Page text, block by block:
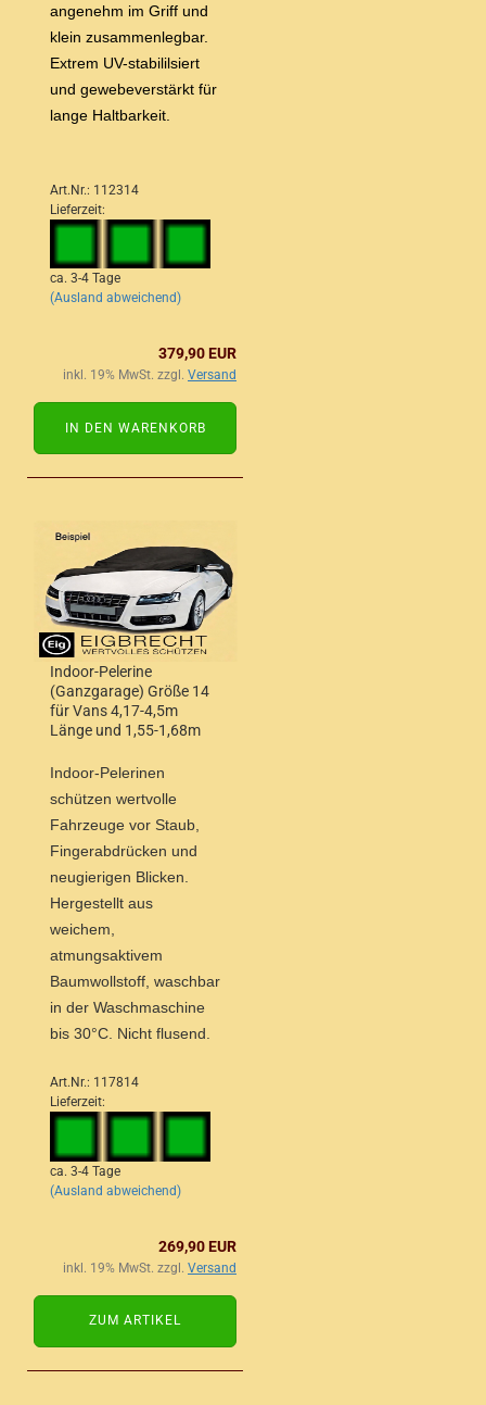
angenehm im Griff und
klein zusammenlegbar.
Extrem UV-stabililsiert
und gewebeverstärkt für
lange Haltbarkeit.
Art.Nr.: 112314
Lieferzeit:
ca. 3-4 Tage
(Ausland abweichend)
379,90 EUR
inkl. 19% MwSt. zzgl. Versand
IN DEN WARENKORB
Indoor-Pelerine
(Ganzgarage) Größe 14
für Vans 4,17-4,5m
Länge und 1,55-1,68m
Indoor-Pelerinen
schützen wertvolle
Fahrzeuge vor Staub,
Fingerabdrücken und
neugierigen Blicken.
Hergestellt aus
weichem,
atmungsaktivem
Baumwollstoff, waschbar
in der Waschmaschine
bis 30°C. Nicht flusend.
Art.Nr.: 117814
Lieferzeit:
ca. 3-4 Tage
(Ausland abweichend)
269,90 EUR
inkl. 19% MwSt. zzgl. Versand
ZUM ARTIKEL